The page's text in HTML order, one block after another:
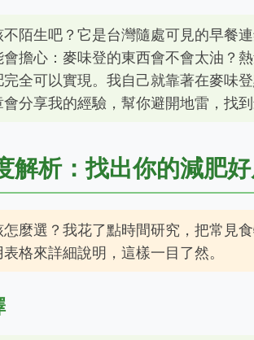
陌生吧？它是台灣隨處可見的早餐
擔心：麥味登的東西會不會太油？
全可以實現。我自己就靠著在麥味
分享我的經驗，幫你避開地雷，找到
解析：找出你的減肥
麼選？我花了點時間研究，把常見
格來詳細說明，這樣一目了然。